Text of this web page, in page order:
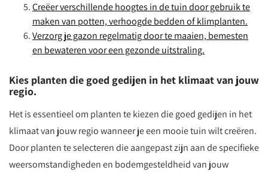
Creëer verschillende hoogtes in de tuin door gebruik te
maken van potten, verhoogde bedden of klimplanten.
Verzorg je gazon regelmatig door te maaien, bemesten
en bewateren voor een gezonde uitstraling.
Kies planten die goed gedijen in het klimaat van jouw
regio.
Het is essentieel om planten te kiezen die goed gedijen in het
klimaat van jouw regio wanneer je een mooie tuin wilt creëren.
Door planten te selecteren die aangepast zijn aan de specifieke
weersomstandigheden en bodemgesteldheid van jouw